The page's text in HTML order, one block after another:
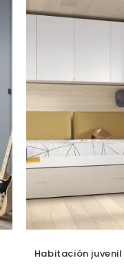
Habitación